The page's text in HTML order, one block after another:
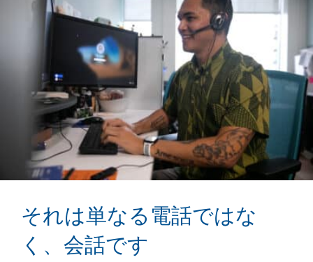
それは単なる電話ではな
く、会話です